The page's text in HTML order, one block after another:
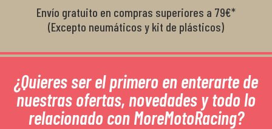
Envío gratuito en compras superiores a 79€*
(Excepto neumáticos y kit de plásticos)
¿Quieres ser el primero en enterarte de
nuestras ofertas, novedades y todo lo
relacionado con MoreMotoRacing?